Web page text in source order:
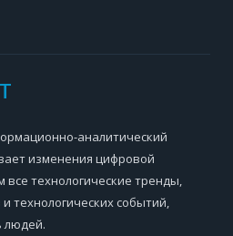
аналитический
изменения цифровой
технологические тренды,
технологических событий,
людей.